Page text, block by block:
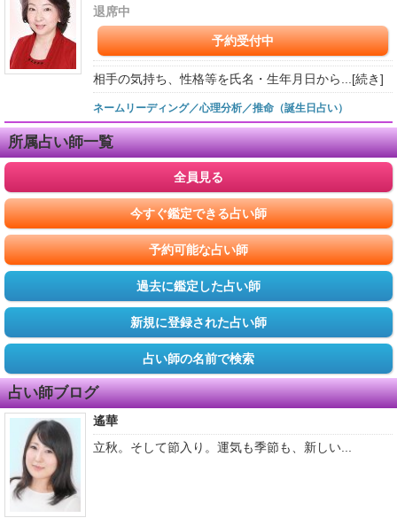
退席中
予約受付中
相手の気持ち、性格等を氏名・生年月日から... [続き]
ネームリーディング／心理分析／推命（誕生日占い）
所属占い師一覧
全員見る
今すぐ鑑定できる占い師
予約可能な占い師
過去に鑑定した占い師
新規に登録された占い師
占い師の名前で検索
占い師ブログ
遙華
立秋。そして節入り。運気も季節も、新しい...